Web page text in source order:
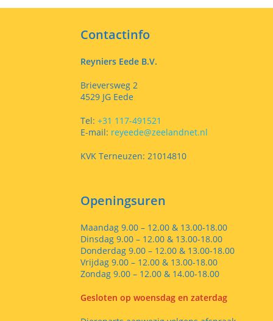
Contactinfo
Reyniers Eede B.V.
Brieversweg 2
4529 JG Eede
Tel: +31 117-491521
E-mail: reyeede@zeelandnet.nl
KVK Terneuzen: 21014810
Openingsuren
Maandag 9.00 – 12.00 & 13.00-18.00
Dinsdag 9.00 – 12.00 & 13.00-18.00
Donderdag 9.00 – 12.00 & 13.00-18.00
Vrijdag 9.00 – 12.00 & 13.00-18.00
Zondag 9.00 – 12.00 & 14.00-18.00
Gesloten op woensdag en zaterdag